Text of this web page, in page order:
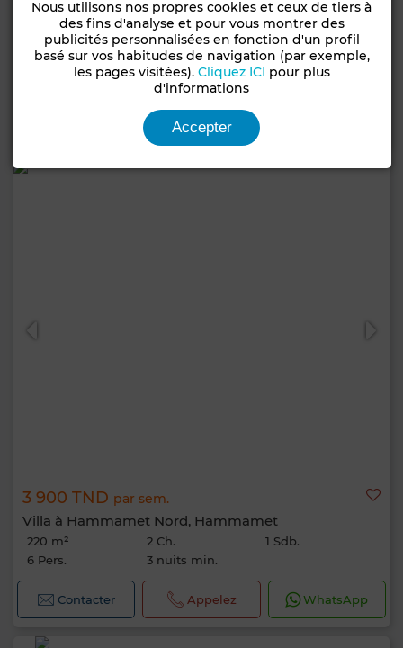
4 900 TNDpar sem.
Villa à Yasmine Hammamet, Hammamet
620 m² 3 Ch.
3 Sdb.
3 nuits min.
Appelez
3 900 TND par sem.
Villa à Hammamet Nord, Hammamet
220 m² 2 Ch.
1 Sdb.
6 Pers.
3 nuits min.
Contacter Appelez WhatsApp
Nous utilisons nos propres cookies et ceux de tiers à
des fins d'analyse et pour vous montrer des
publicités personnalisées en fonction d'un profil
basé sur vos habitudes de navigation (par exemple,
les pages visitées). Cliquez ICI pour plus
d'informations
Accepter